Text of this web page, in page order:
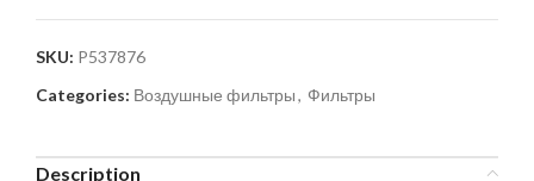
SKU: P537876
Categories: Воздушные фильтры, Фильтры
Description